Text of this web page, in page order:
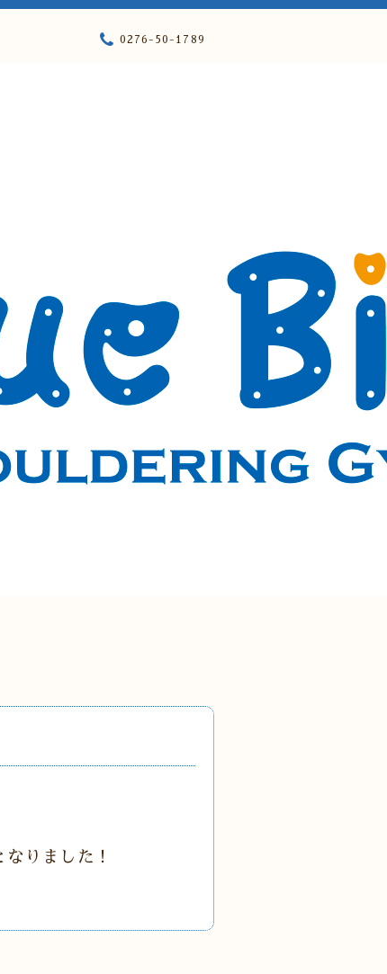
0276-50-1789
りました！